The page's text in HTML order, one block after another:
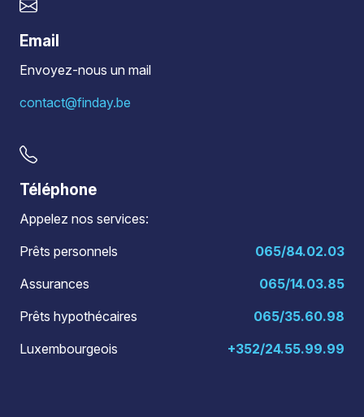
Email
Envoyez-nous un mail
contact@finday.be
Téléphone
Appelez nos services:
Prêts personnels
065/84.02.03
Assurances
065/14.03.85
Prêts hypothécaires
065/35.60.98
Luxembourgeois
+352/24.55.99.99